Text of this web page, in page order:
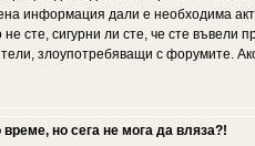
информация дали е необходима
сте, сигурни ли сте, че сте
злоупотребяващи с форумите.
но сега не мога да вляза?!